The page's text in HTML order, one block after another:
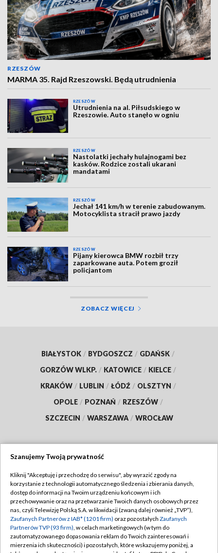
RZESZÓW
MARMA 35. Rajd Rzeszowski. Będą utrudnienia
RZESZÓW
Utrudnienia na al. Piłsudskiego w
Rzeszowie. Auto stanęło w ogniu
RZESZÓW
Nastolatki jechały hulajnogami bez
kasków. Rodzice zostali ukarani
mandatami
RZESZÓW
Jechał 141 km/h w terenie zabudowanym.
Motocyklista stracił prawo jazdy
RZESZÓW
Pijany kierowca BMW rozbił trzy
zaparkowane auta. Potem groził
policjantom
ZOBACZ WIĘCEJ
BIAŁYSTOK / BYDGOSZCZ / GDAŃSK /
GORZÓW WLKP. / KATOWICE / KIELCE /
KRAKÓW / LUBLIN / ŁÓDŹ / OLSZTYN /
OPOLE / POZNAŃ / RZESZÓW /
SZCZECIN / WARSZAWA / WROCŁAW
TVP
Abonament TVP
Emisja w TVP
Centrum informacji TVP
Naziemna Telewizja Cyfrowa
Regulamin TVP
Polityka prywatności
Moje zgody
Pomoc
Szanujemy Twoją prywatność
Kliknij "Akceptuję i przechodzę do serwisu", aby wyrazić zgody na
korzystanie z technologii automatycznego śledzenia i zbierania danych,
dostęp do informacji na Twoim urządzeniu końcowym i ich
przechowywanie oraz na przetwarzanie Twoich danych osobowych przez
nas, czyli Telewizję Polską S.A. w likwidacji (zwaną dalej również „TVP”),
Zaufanych Partnerów z IAB* (1201 firm) oraz pozostałych Zaufanych
Partnerów TVP (93 firm), w celach marketingowych (w tym do
zautomatyzowanego dopasowania reklam do Twoich zainteresowań i
mierzenia ich skuteczności) i pozostałych, które wskazujemy poniżej, a